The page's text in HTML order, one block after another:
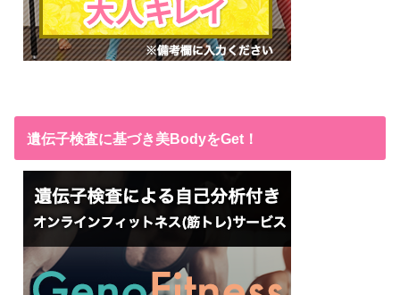
遺伝子検査に基づき美BodyをGet！